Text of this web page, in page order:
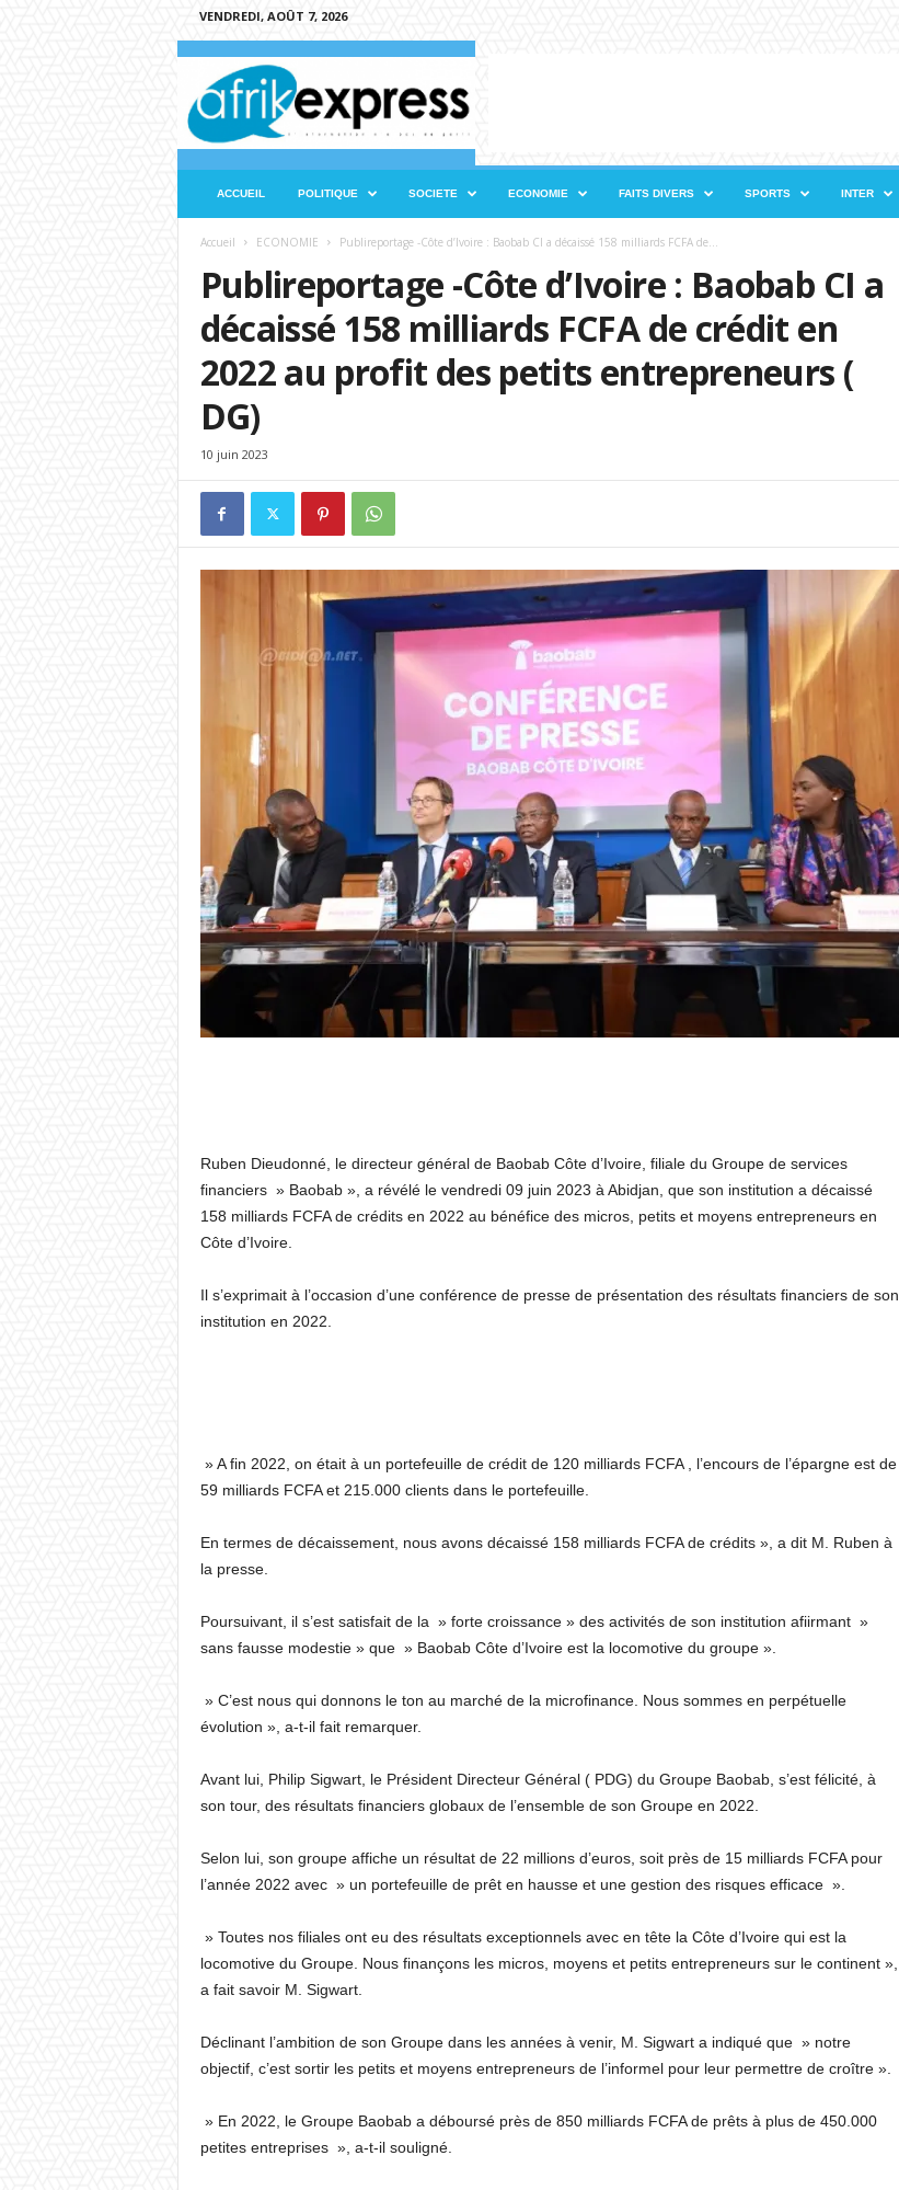
VENDREDI, AOÛT 7, 2026
e
ACCUEIL POLITIQUE SOCIETE ECONOMIE FAITS DIVERS SPORTS INTER
Accueil ECONOMIE Publireportage -Côte d’Ivoire : Baobab CI a décaissé 158 milliards FCFA de...
Publireportage -Côte d’Ivoire : Baobab CI a
décaissé 158 milliards FCFA de crédit en
2022 au profit des petits entrepreneurs (
DG)
10 juin 2023
Ruben Dieudonné, le directeur général de Baobab Côte d’Ivoire, filiale du Groupe de services
financiers » Baobab », a révélé le vendredi 09 juin 2023 à Abidjan, que son institution a décaissé
158 milliards FCFA de crédits en 2022 au bénéfice des micros, petits et moyens entrepreneurs en
Côte d’Ivoire.
Il s’exprimait à l’occasion d’une conférence de presse de présentation des résultats financiers de son
institution en 2022.
» A fin 2022, on était à un portefeuille de crédit de 120 milliards FCFA , l’encours de l’épargne est de
59 milliards FCFA et 215.000 clients dans le portefeuille.
En termes de décaissement, nous avons décaissé 158 milliards FCFA de crédits », a dit M. Ruben à
la presse.
Poursuivant, il s’est satisfait de la » forte croissance » des activités de son institution afiirmant »
sans fausse modestie » que » Baobab Côte d’Ivoire est la locomotive du groupe ».
» C’est nous qui donnons le ton au marché de la microfinance. Nous sommes en perpétuelle
évolution », a-t-il fait remarquer.
Avant lui, Philip Sigwart, le Président Directeur Général ( PDG) du Groupe Baobab, s’est félicité, à
son tour, des résultats financiers globaux de l’ensemble de son Groupe en 2022.
Selon lui, son groupe affiche un résultat de 22 millions d’euros, soit près de 15 milliards FCFA pour
l’année 2022 avec » un portefeuille de prêt en hausse et une gestion des risques efficace ».
» Toutes nos filiales ont eu des résultats exceptionnels avec en tête la Côte d’Ivoire qui est la
locomotive du Groupe. Nous finançons les micros, moyens et petits entrepreneurs sur le continent »,
a fait savoir M. Sigwart.
Déclinant l’ambition de son Groupe dans les années à venir, M. Sigwart a indiqué que » notre
objectif, c’est sortir les petits et moyens entrepreneurs de l’informel pour leur permettre de croître ».
» En 2022, le Groupe Baobab a déboursé près de 850 milliards FCFA de prêts à plus de 450.000
petites entreprises », a-t-il souligné.